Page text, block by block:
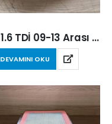
A3 1.6 TDİ 09-13 Arası Karbonlu Kabin Filtresi (CAY)
DEVAMINI OKU